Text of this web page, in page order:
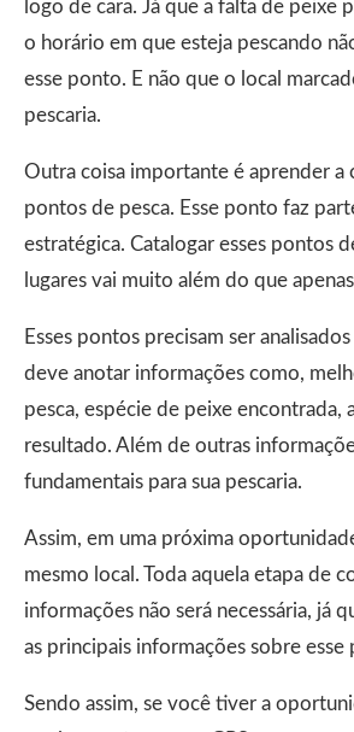
logo de cara. Já que a falta de peixe
o horário em que esteja pescando
esse ponto. E não que o local
pescaria.
Outra coisa importante é aprender a
pontos de pesca. Esse ponto faz
estratégica. Catalogar esses pontos
lugares vai muito além do que
Esses pontos precisam ser
deve anotar informações como,
pesca, espécie de peixe encontrada,
resultado. Além de outras
fundamentais para sua pescaria.
Assim, em uma próxima
mesmo local. Toda aquela etapa de
informações não será necessária, já
as principais informações sobre esse
Sendo assim, se você tiver a